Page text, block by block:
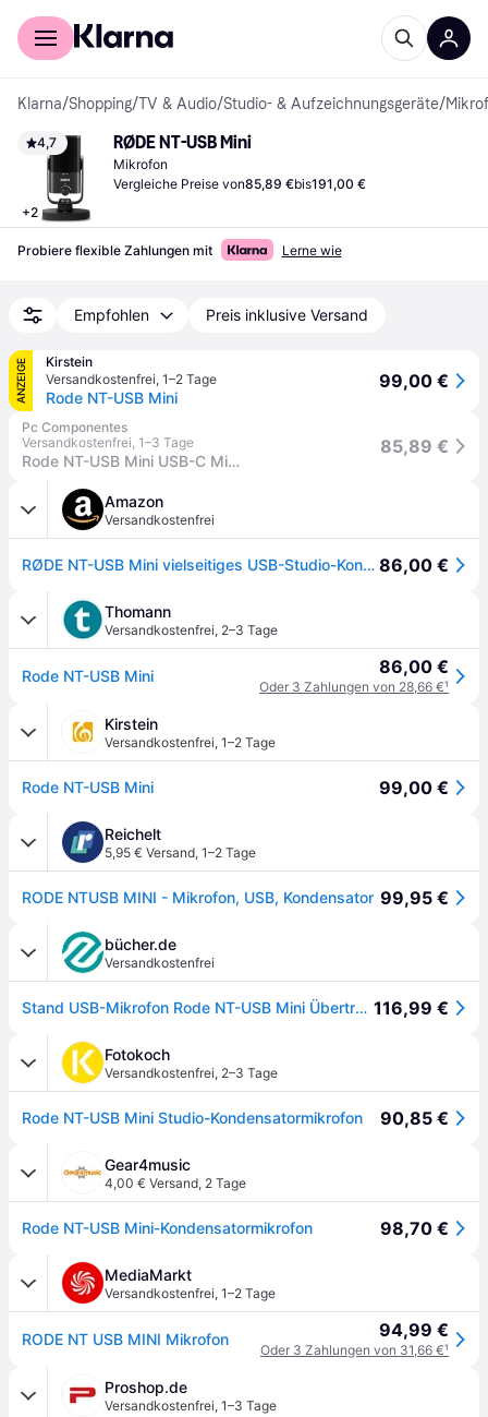
Für Shopper
Klarna/Shopping/TV & Audio/Studio- & Aufzeichnungsgeräte/
4,7
+2
RØDE NT-USB Mini
Mikrofon
Vergleiche Preise von85,89 €bis191,00 €
Probiere flexible Zahlungen mit Lerne wie
Empfohlen Preis inklusive Versand
ANZEIGE
Kirstein
Versandkostenfrei, 1–2 Tage
Rode NT-USB Mini
99,00 €
Pc Componentes
Versandkostenfrei, 1–3 Tage
Rode NT-USB Mini USB-C Mikrofon Schwarz
85,89 €
Amazon
Versandkostenfrei
RØDE NT-USB Mini vielseitiges USB-Studio-Kondensatormikrofon für Podcasting, Streaming, Gaming, Musikproduktion, Gesangs- und Instrumentenaufnahmen (schwarz) 86,00 €
Thomann
Versandkostenfrei, 2–3 Tage
Rode NT-USB Mini 86,00 €
Oder 3 Zahlungen von 28,66 €¹
Kirstein
Versandkostenfrei, 1–2 Tage
Rode NT-USB Mini 99,00 €
Reichelt
5,95 € Versand, 1–2 Tage
RODE NTUSB MINI - Mikrofon, USB, Kondensator 99,95 €
bücher.de
Versandkostenfrei
Stand USB-Mikrofon Rode NT-USB Mini Übertragungsart (Details):USB Standfuß 116,99 €
Fotokoch
Versandkostenfrei, 2–3 Tage
Rode NT-USB Mini Studio-Kondensatormikrofon 90,85 €
Gear4music
4,00 € Versand, 2 Tage
Rode NT-USB Mini-Kondensatormikrofon 98,70 €
MediaMarkt
Versandkostenfrei, 1–2 Tage
RODE NT USB MINI Mikrofon 94,99 €
Oder 3 Zahlungen von 31,66 €¹
Proshop.de
Versandkostenfrei, 1–3 Tage